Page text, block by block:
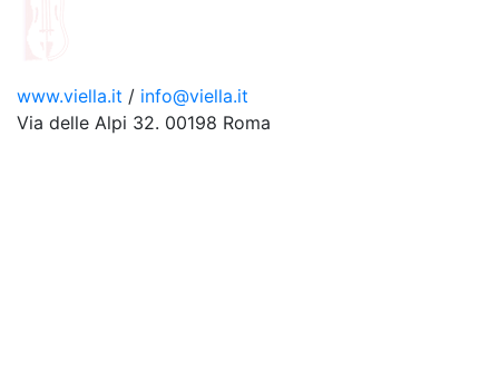
www.viella.it / info@viella.it
Via delle Alpi 32. 00198 Roma